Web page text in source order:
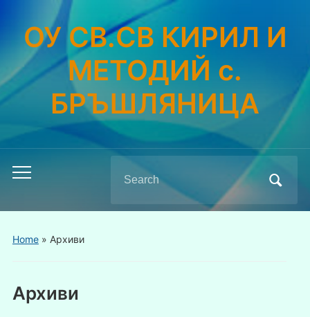
ОУ СВ.СВ КИРИЛ И
МЕТОДИЙ с.
БРЪШЛЯНИЦА
Toggle
menu
Search
for:
Home» Архиви
Архиви